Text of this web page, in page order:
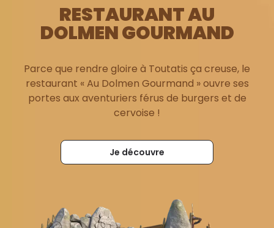
RESTAURANT AU
DOLMEN GOURMAND
Parce que rendre gloire à Toutatis ça creuse, le
restaurant « Au Dolmen Gourmand » ouvre ses
portes aux aventuriers férus de burgers et de
cervoise !
Je découvre